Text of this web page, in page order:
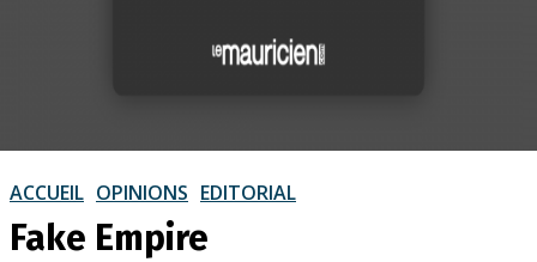
ACCUEIL OPINIONS EDITORIAL
Fake Empire